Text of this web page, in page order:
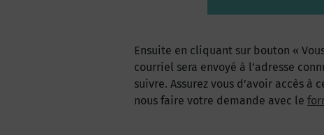
Ensuite en cliquant sur bouton «
courriel sera envoyé à l’adresse
suivre. Assurez vous d’avoir accès à
nous faire votre demande avec le